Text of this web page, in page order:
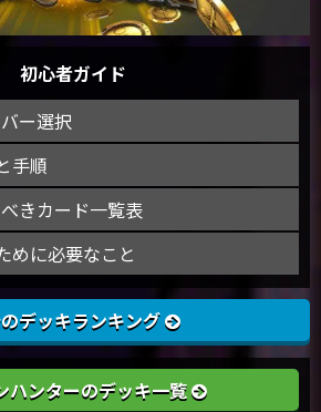
初心者ガイド
ー選択
手順
きカード一覧表
めに必要なこと
デッキランキング
ハンターのデッキ一覧